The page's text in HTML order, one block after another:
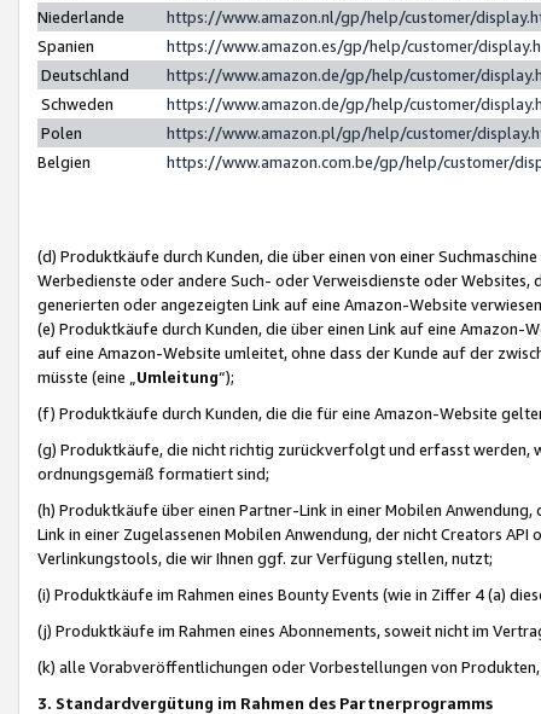
Niederlande
https://www.amazon.nl/gp/help/customer/
Spanien
https://www.amazon.es/gp/help/customer/
Deutschland
https://www.amazon.de/gp/help/customer/
Schweden
https://www.amazon.de/gp/help/customer/
Polen
https://www.amazon.pl/gp/help/customer/
Belgien
https://www.amazon.com.be/gp/help/customer/
(d) Produktkäufe durch Kunden, die über einen von einer
Werbedienste oder andere Such- oder Verweisdienste oder Websites,
generierten oder angezeigten Link auf eine Amazon-Website
(e) Produktkäufe durch Kunden, die über einen Link auf eine
auf eine Amazon-Website umleitet, ohne dass der Kunde auf der
müsste (eine „ Umleitung“);
(f) Produktkäufe durch Kunden, die die für eine Amazon-Website
(g) Produktkäufe, die nicht richtig zurückverfolgt und erfasst werden,
ordnungsgemäß formatiert sind;
(h) Produktkäufe über einen Partner-Link in einer Mobilen
Link in einer Zugelassenen Mobilen Anwendung, der nicht Creators
Verlinkungstools, die wir Ihnen ggf. zur Verfügung stellen, nutzt;
(i) Produktkäufe im Rahmen eines Bounty Events (wie in Ziffer 4 (a)
(j) Produktkäufe im Rahmen eines Abonnements, soweit nicht im
(k) alle Vorabveröffentlichungen oder Vorbestellungen von
3. Standardvergütung im Rahmen des Partnerprogramms